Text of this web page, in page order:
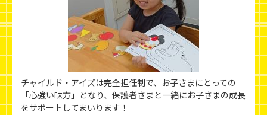
チャイルド・アイズは完全担任制で、お子さまにとっての
「心強い味方」となり、保護者さまと一緒にお子さまの成長
をサポートしてまいります！